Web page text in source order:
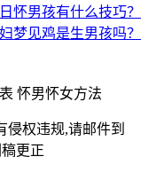
怀男孩有什么技巧？
梦见鸡是生男孩吗？
怀男怀女方法
侵权违规,请邮件到
稿更正